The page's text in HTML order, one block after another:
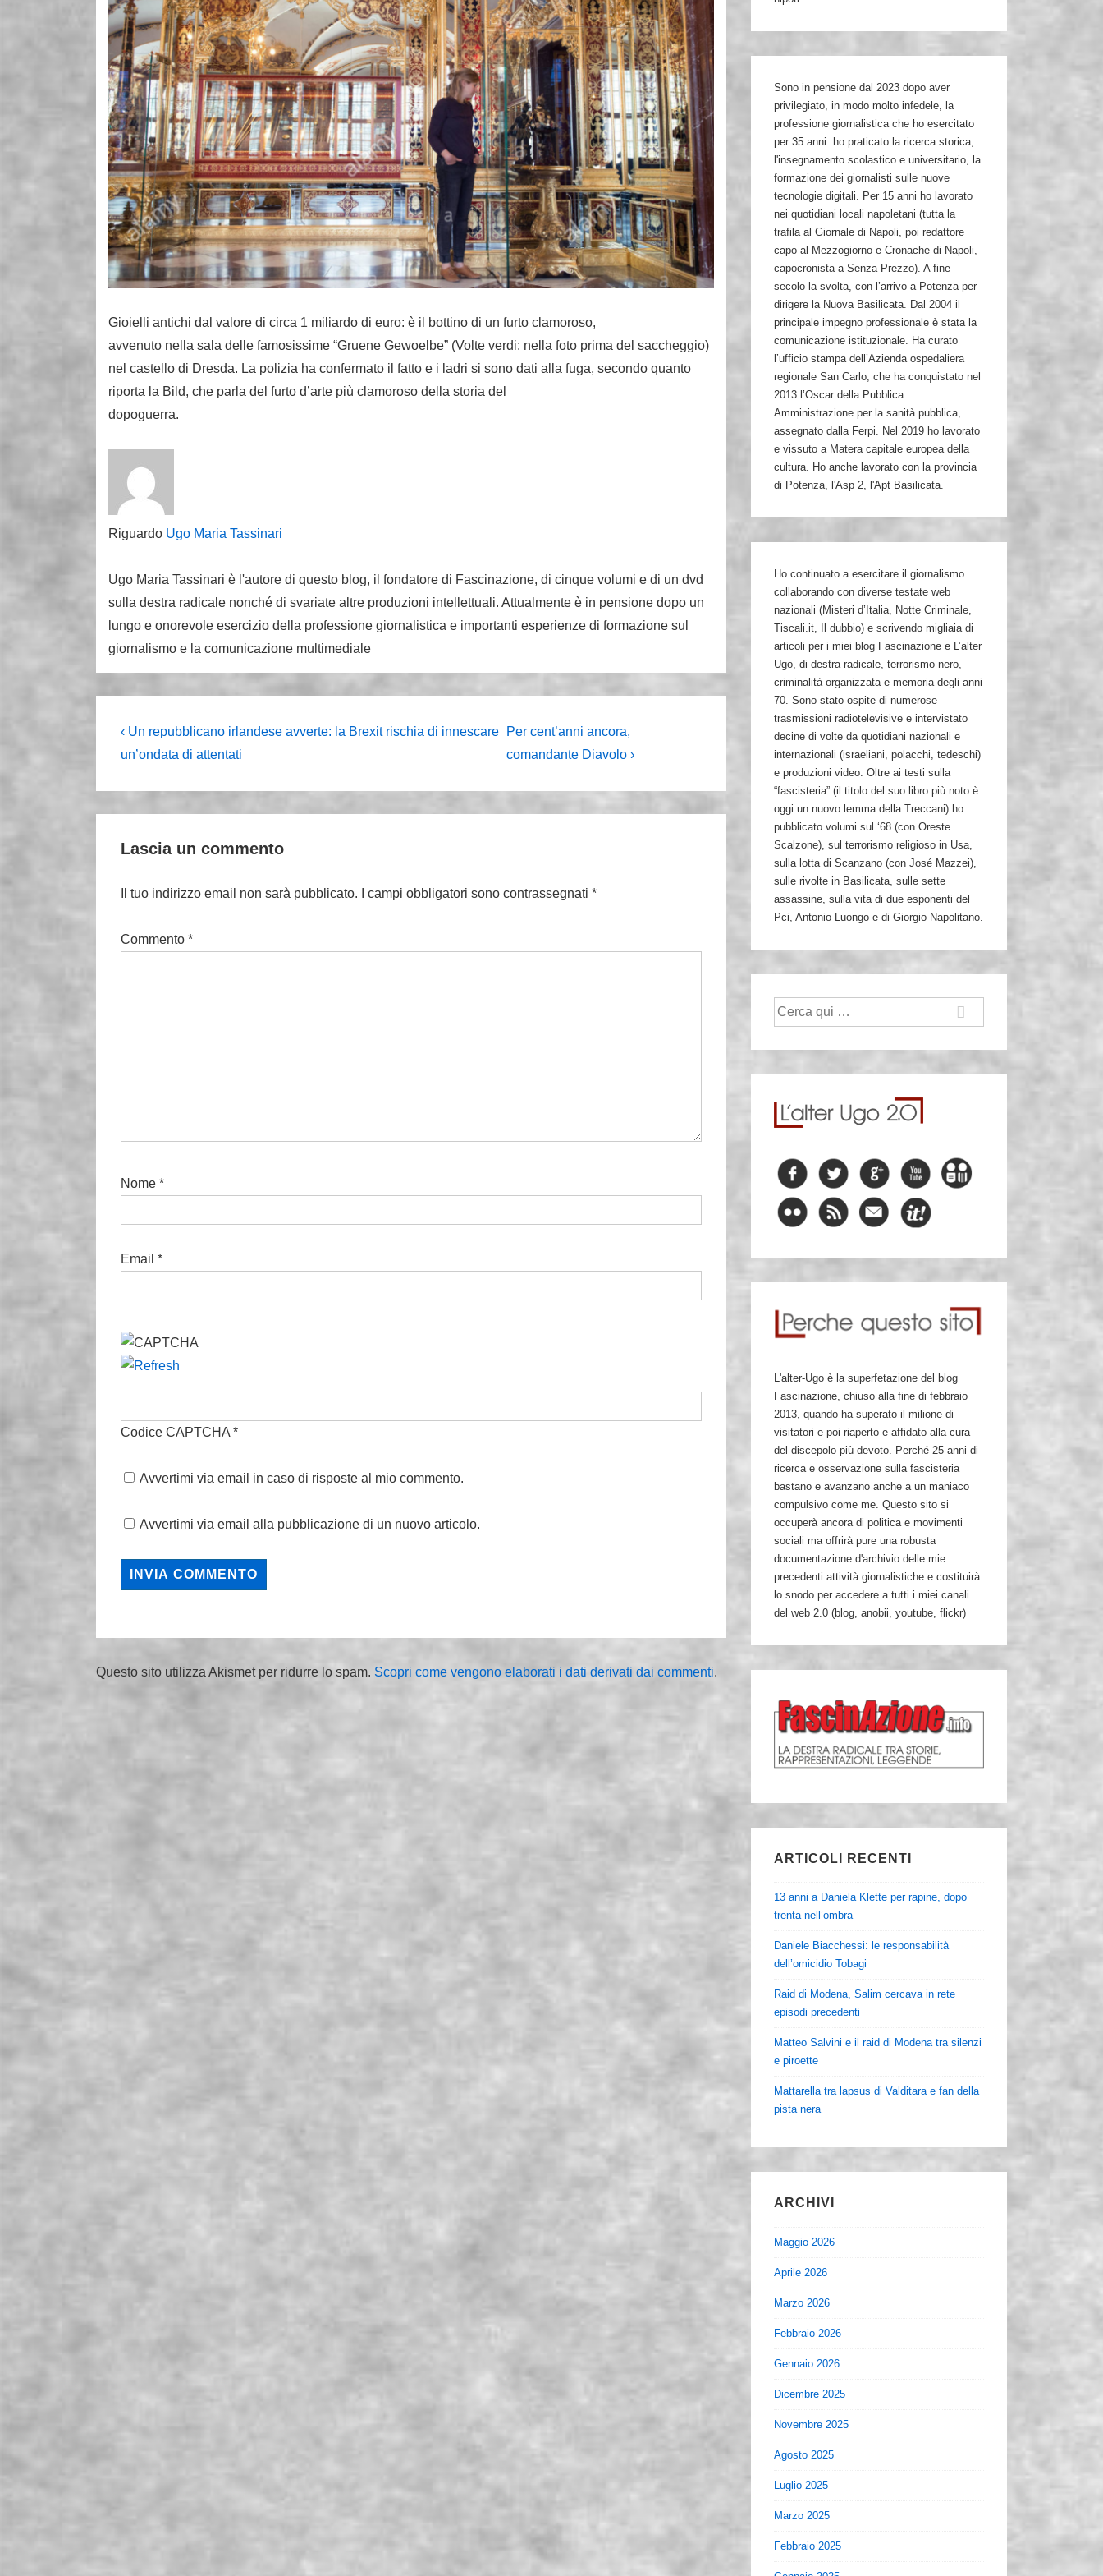
Gioielli antichi dal valore di circa 1 miliardo di euro: è il bottino di un furto clamoroso,
avvenuto nella sala delle famosissime “Gruene Gewoelbe” (Volte verdi: nella foto prima del saccheggio)
nel castello di Dresda. La polizia ha confermato il fatto e i ladri si sono dati alla fuga, secondo quanto
riporta la Bild, che parla del furto d’arte più clamoroso della storia del
dopoguerra.
Riguardo Ugo Maria Tassinari
Ugo Maria Tassinari è l'autore di questo blog, il fondatore di Fascinazione, di cinque volumi e di un dvd
sulla destra radicale nonché di svariate altre produzioni intellettuali. Attualmente è in pensione dopo un
lungo e onorevole esercizio della professione giornalistica e importanti esperienze di formazione sul
giornalismo e la comunicazione multimediale
Navigazione
articoli
L'articolo
precedente
‹ Un repubblicano irlandese avverte: la Brexit rischia di innescare
un’ondata di attentati
Il
prossimo
Per cent’anni ancora,
comandante Diavolo ›
Lascia un commento
Il tuo indirizzo email non sarà pubblicato. I campi obbligatori sono contrassegnati *
Commento *
Nome *
Email *
Codice CAPTCHA *
Avvertimi via email in caso di risposte al mio commento.
Avvertimi via email alla pubblicazione di un nuovo articolo.
Questo sito utilizza Akismet per ridurre lo spam. Scopri come vengono elaborati i dati derivati dai commenti.
Sono in pensione dal 2023 dopo aver
privilegiato, in modo molto infedele, la
professione giornalistica che ho esercitato
per 35 anni: ho praticato la ricerca storica,
l'insegnamento scolastico e universitario, la
formazione dei giornalisti sulle nuove
tecnologie digitali. Per 15 anni ho lavorato
nei quotidiani locali napoletani (tutta la
trafila al Giornale di Napoli, poi redattore
capo al Mezzogiorno e Cronache di Napoli,
capocronista a Senza Prezzo). A fine
secolo la svolta, con l’arrivo a Potenza per
dirigere la Nuova Basilicata. Dal 2004 il
principale impegno professionale è stata la
comunicazione istituzionale. Ha curato
l’ufficio stampa dell’Azienda ospedaliera
regionale San Carlo, che ha conquistato nel
2013 l’Oscar della Pubblica
Amministrazione per la sanità pubblica,
assegnato dalla Ferpi. Nel 2019 ho lavorato
e vissuto a Matera capitale europea della
cultura. Ho anche lavorato con la provincia
di Potenza, l'Asp 2, l'Apt Basilicata.
Ho continuato a esercitare il giornalismo
collaborando con diverse testate web
nazionali (Misteri d’Italia, Notte Criminale,
Tiscali.it, Il dubbio) e scrivendo migliaia di
articoli per i miei blog Fascinazione e L’alter
Ugo, di destra radicale, terrorismo nero,
criminalità organizzata e memoria degli anni
70. Sono stato ospite di numerose
trasmissioni radiotelevisive e intervistato
decine di volte da quotidiani nazionali e
internazionali (israeliani, polacchi, tedeschi)
e produzioni video. Oltre ai testi sulla
“fascisteria” (il titolo del suo libro più noto è
oggi un nuovo lemma della Treccani) ho
pubblicato volumi sul ‘68 (con Oreste
Scalzone), sul terrorismo religioso in Usa,
sulla lotta di Scanzano (con José Mazzei),
sulle rivolte in Basilicata, sulle sette
assassine, sulla vita di due esponenti del
Pci, Antonio Luongo e di Giorgio Napolitano.
Cerca:
L'alter-Ugo è la superfetazione del blog
Fascinazione, chiuso alla fine di febbraio
2013, quando ha superato il milione di
visitatori e poi riaperto e affidato alla cura
del discepolo più devoto. Perché 25 anni di
ricerca e osservazione sulla fascisteria
bastano e avanzano anche a un maniaco
compulsivo come me. Questo sito si
occuperà ancora di politica e movimenti
sociali ma offrirà pure una robusta
documentazione d'archivio delle mie
precedenti attività giornalistiche e costituirà
lo snodo per accedere a tutti i miei canali
del web 2.0 (blog, anobii, youtube, flickr)
ARTICOLI RECENTI
13 anni a Daniela Klette per rapine, dopo
trenta nell’ombra
Daniele Biacchessi: le responsabilità
dell’omicidio Tobagi
Raid di Modena, Salim cercava in rete
episodi precedenti
Matteo Salvini e il raid di Modena tra silenzi
e piroette
Mattarella tra lapsus di Valditara e fan della
pista nera
ARCHIVI
Maggio 2026
Aprile 2026
Marzo 2026
Febbraio 2026
Gennaio 2026
Dicembre 2025
Novembre 2025
Agosto 2025
Luglio 2025
Marzo 2025
Febbraio 2025